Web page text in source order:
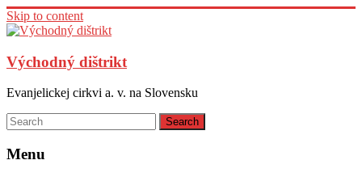
Skip to content
Východný dištrikt
Evanjelickej cirkvi a. v. na Slovensku
Menu